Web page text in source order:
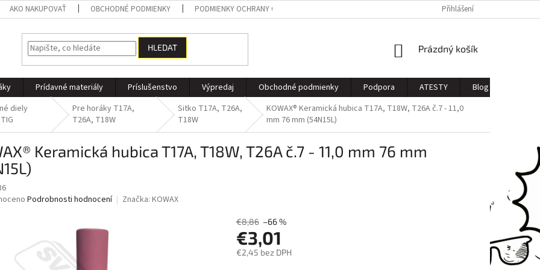
AKO NAKUPOVAŤ OBCHODNÉ PODMIENKY PODMIENKY OCHRANY OSOBNÝCH ÚDAJOV Přihlášení
HLEDAT
NÁKUPNÍ
Prázdný košík
Prídavné materiály Príslušenstvo Výpredaj Obchodné podmienky Podpora ATESTY Blog
diely
Pre horáky T17A,
T26A, T18W
Sitko T17A, T26A,
T18W
KOWAX® Keramická hubica T17A, T18W, T26A č.7 - 11,0
mm 76 mm (54N15L)
Keramická hubica T17A, T18W, T26A č.7 - 11,0 mm 76 mm
Podrobnosti hodnocení Značka: KOWAX
€8,86 –66 %
€3,01
€2,45 bez DPH